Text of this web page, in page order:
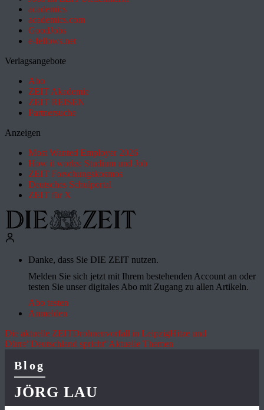
academics
academics.com
GoodJobs
e-fellows.net
Verlagsangebote
Abo
ZEIT Akademie
ZEIT REISEN
Partnersuche
Anzeigen
Most Wanted Employer 2026
How it works: Studium und Job
ZEIT Forschungskosmos
Deutsches Schulportal
ZEIT für X
Danke, dass Sie DIE ZEIT nutzen.
Melden Sie sich jetzt mit Ihrem bestehenden Account an oder
testen Sie unser digitales Abo mit Zugang zu allen Artikeln.
Abo testen
Anmelden
Die aktuelle ZEITDrohnenvorfall in LeipzigHitze und
Dürre"Deutschland spricht"Aktuelle Themen
Blog
JÖRG LAU